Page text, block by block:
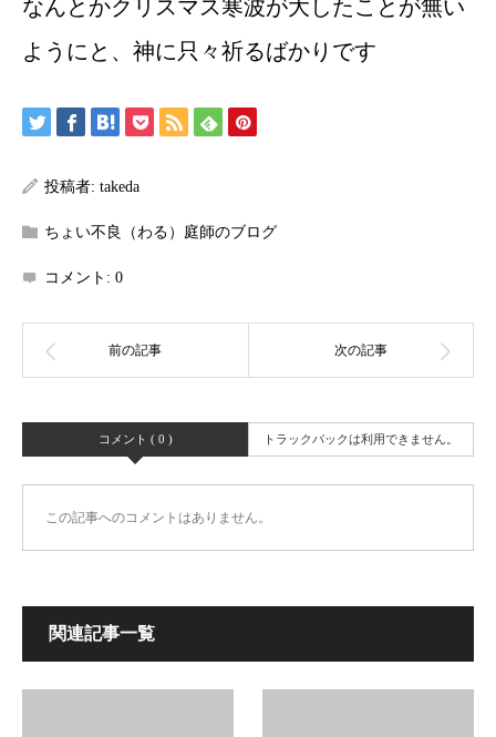
なんとかクリスマス寒波が大したことが無い
ようにと、神に只々祈るばかりです
投稿者: takeda
ちょい不良（わる）庭師のブログ
コメント: 0
コメント ( 0 ) トラックバックは利用できません。
この記事へのコメントはありません。
関連記事一覧